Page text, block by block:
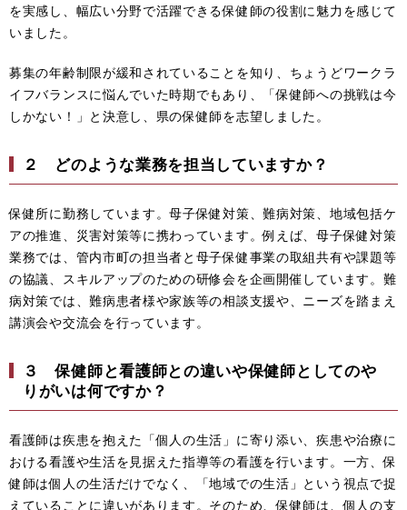
を実感し、幅広い分野で活躍できる保健師の役割に魅力を感じて
いました。
募集の年齢制限が緩和されていることを知り、ちょうどワークラ
イフバランスに悩んでいた時期でもあり、「保健師への挑戦は今
しかない！」と決意し、県の保健師を志望しました。
２ どのような業務を担当していますか？
保健所に勤務しています。母子保健対策、難病対策、地域包括ケ
アの推進、災害対策等に携わっています。例えば、母子保健対策
業務では、管内市町の担当者と母子保健事業の取組共有や課題等
の協議、スキルアップのための研修会を企画開催しています。難
病対策では、難病患者様や家族等の相談支援や、ニーズを踏まえ
講演会や交流会を行っています。
３ 保健師と看護師との違いや保健師としてのや
りがいは何ですか？
看護師は疾患を抱えた「個人の生活」に寄り添い、疾患や治療に
おける看護や生活を見据えた指導等の看護を行います。一方、保
健師は個人の生活だけでなく、「地域での生活」という視点で捉
えていることに違いがあります。そのため、保健師は、個人の支